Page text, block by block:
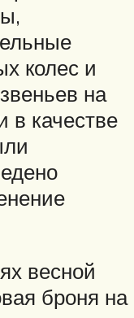
колес и
на
в качестве
весной
броня на